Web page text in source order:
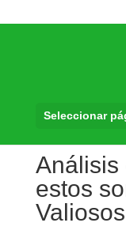
Seleccionar
Análisis
estos